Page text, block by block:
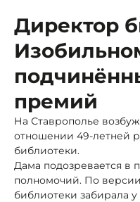
Директор
премий
На Ставрополье
отношении 49-летней
библиотеки.
Дама подозревается
полномочий. По
библиотеки забирала